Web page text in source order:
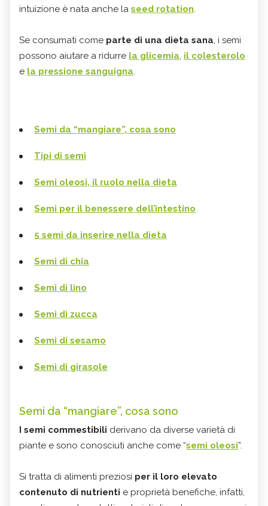
intuizione è nata anche la seed rotation.
Se consumati come parte di una dieta sana, i semi
possono aiutare a ridurre la glicemia, il colesterolo
e la pressione sanguigna.
Semi da “mangiare”, cosa sono
Tipi di semi
Semi oleosi, il ruolo nella dieta
Semi per il benessere dell’intestino
5 semi da inserire nella dieta
Semi di chia
Semi di lino
Semi di zucca
Semi di sesamo
Semi di girasole
Semi da “mangiare”, cosa sono
I semi commestibili derivano da diverse varietà di
piante e sono conosciuti anche come “semi oleosi”.
Si tratta di alimenti preziosi per il loro elevato
contenuto di nutrienti e proprietà benefiche, infatti,